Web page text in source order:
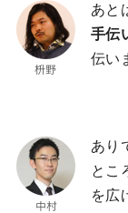
あと
手伝
伝い
あり
とこ
を広